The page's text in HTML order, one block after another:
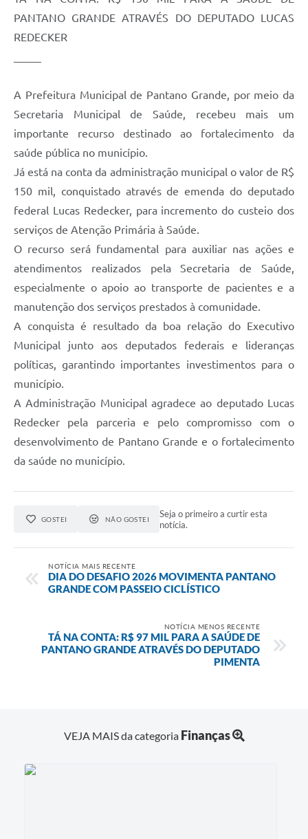
Links
SIC
Diário Oficial
PANTANO GRANDE ATRAVÉS DO DEPUTADO LUCAS
REDECKER
A Prefeitura Municipal de Pantano Grande, por meio da
Secretaria Municipal de Saúde, recebeu mais um
importante recurso destinado ao fortalecimento da
saúde pública no município.
Já está na conta da administração municipal o valor de R$
150 mil, conquistado através de emenda do deputado
federal Lucas Redecker, para incremento do custeio dos
serviços de Atenção Primária à Saúde.
O recurso será fundamental para auxiliar nas ações e
atendimentos realizados pela Secretaria de Saúde,
especialmente o apoio ao transporte de pacientes e a
manutenção dos serviços prestados à comunidade.
A conquista é resultado da boa relação do Executivo
Municipal junto aos deputados federais e lideranças
políticas, garantindo importantes investimentos para o
município.
A Administração Municipal agradece ao deputado Lucas
Redecker pela parceria e pelo compromisso com o
desenvolvimento de Pantano Grande e o fortalecimento
da saúde no município.
GOSTEI NÃO GOSTEI
Seja o primeiro a curtir esta
notícia.
NOTÍCIA MAIS RECENTE
DIA DO DESAFIO 2026 MOVIMENTA PANTANO
GRANDE COM PASSEIO CICLÍSTICO
NOTÍCIA MENOS RECENTE
TÁ NA CONTA: R$ 97 MIL PARA A SAÚDE DE
PANTANO GRANDE ATRAVÉS DO DEPUTADO
PIMENTA
VEJA MAIS da categoria Finanças